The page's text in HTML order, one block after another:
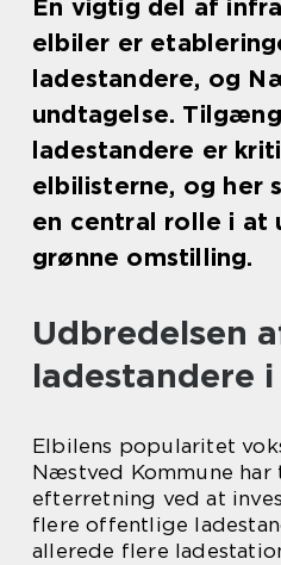
En vigtig del af
elbiler er
ladestandere, og
undtagelse.
ladestandere er
elbilisterne, og her
en central rolle i at
grønne omstilling.
Udbredelsen
ladestandere
Elbilens popularitet
Næstved Kommune
efterretning ved at
flere offentlige
allerede flere